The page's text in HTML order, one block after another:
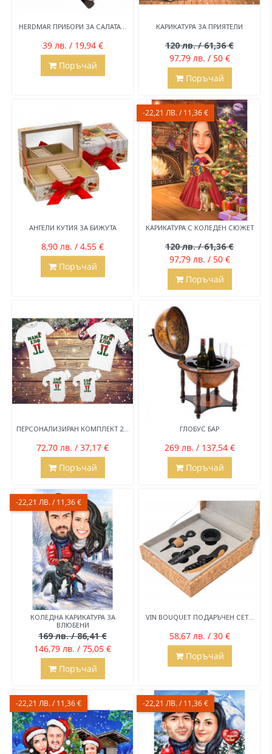
HERDMAR ПРИБОРИ ЗА САЛАТА...
39 лв. / 19,94 €
Поръчай
КАРИКАТУРА ЗА ПРИЯТЕЛИ
120 лв. / 61,36 €
97,79 лв. / 50 €
Поръчай
АНГЕЛИ КУТИЯ ЗА БИЖУТА
8,90 лв. / 4,55 €
Поръчай
КАРИКАТУРА С КОЛЕДЕН СЮЖЕТ
120 лв. / 61,36 €
97,79 лв. / 50 €
-22,21 ЛВ. / 11,36 €
Поръчай
ПЕРСОНАЛИЗИРАН КОМПЛЕКТ 2...
72,70 лв. / 37,17 €
Поръчай
ГЛОБУС БАР
269 лв. / 137,54 €
Поръчай
КОЛЕДНА КАРИКАТУРА ЗА
ВЛЮБЕНИ
169 лв. / 86,41 €
146,79 лв. / 75,05 €
-22,21 ЛВ. / 11,36 €
Поръчай
VIN BOUQUET ПОДАРЪЧЕН СЕТ...
58,67 лв. / 30 €
Поръчай
-22,21 ЛВ. / 11,36 € -22,21 ЛВ. / 11,36 €